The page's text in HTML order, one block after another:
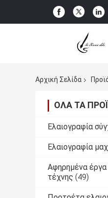
Αρχική Σελίδα
ΌΛΑ ΤΑ
Ελαιογραφία
Ελαιογραφία
Αφηρημένα
τέχνης (49)